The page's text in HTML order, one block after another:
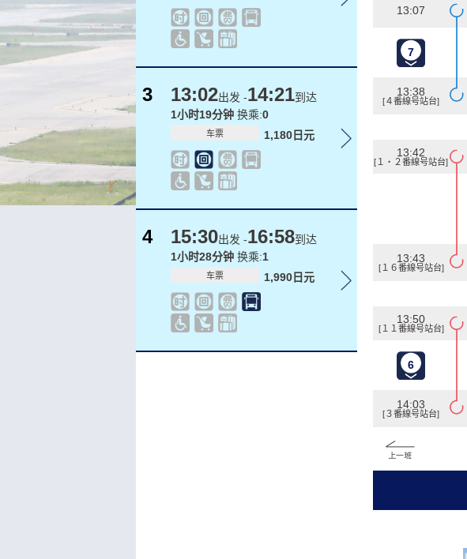
13:07
7
13:38
[４番線号站台]
13:42
[１・２番線号站台]
13:43
[１６番線号站台]
13:50
[１１番線号站台]
6
14:03
[３番線号站台]
3 13:02出发 -14:21到达
1小时19分钟 换乘:0
车票 1,180日元
4 15:30出发 -16:58到达
1小时28分钟 换乘:1
车票 1,990日元